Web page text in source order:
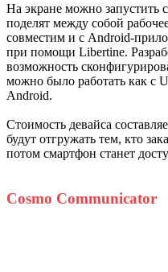
На экране можно запустить
поделят между собой
совместим и с Android-
при помощи Libertine.
возможность
можно было работать как с
Android.
Стоимость девайса
будут отгружать тем, кто
потом смартфон станет
Cosmo Communicator